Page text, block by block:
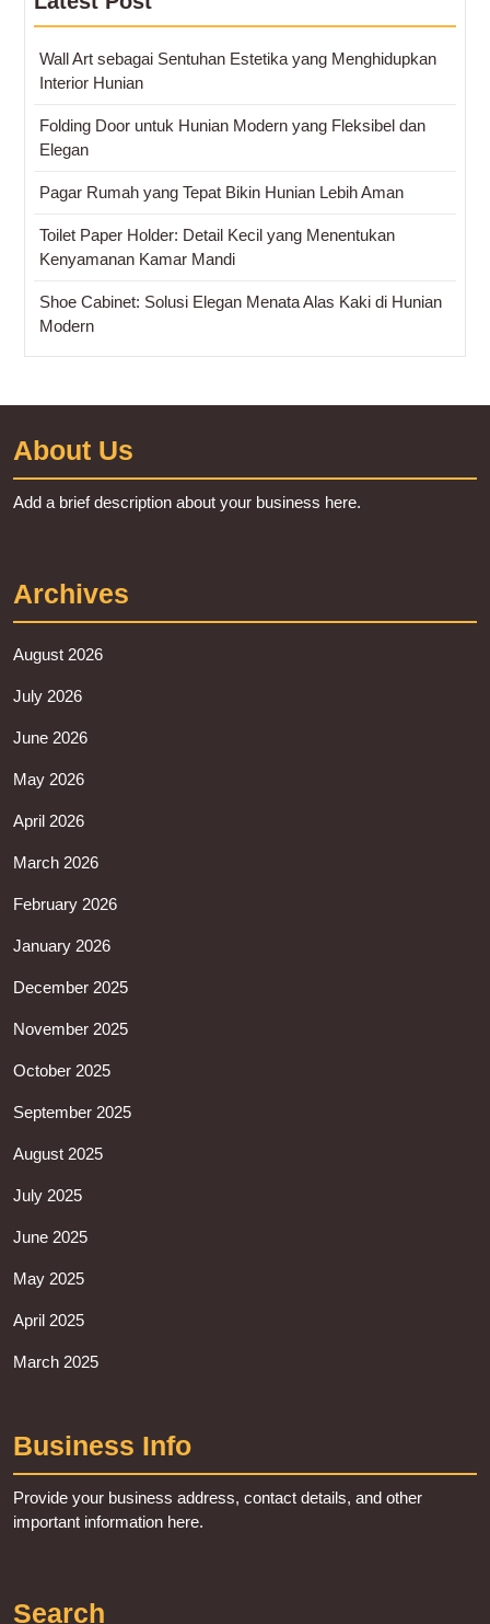
Wall Art sebagai Sentuhan Estetika yang Menghidupkan
Interior Hunian
Folding Door untuk Hunian Modern yang Fleksibel dan
Elegan
Pagar Rumah yang Tepat Bikin Hunian Lebih Aman
Toilet Paper Holder: Detail Kecil yang Menentukan
Kenyamanan Kamar Mandi
Shoe Cabinet: Solusi Elegan Menata Alas Kaki di Hunian
Modern
About Us
Add a brief description about your business here.
Archives
August 2026
July 2026
June 2026
May 2026
April 2026
March 2026
February 2026
January 2026
December 2025
November 2025
October 2025
September 2025
August 2025
July 2025
June 2025
May 2025
April 2025
March 2025
Business Info
Provide your business address, contact details, and other
important information here.
Search